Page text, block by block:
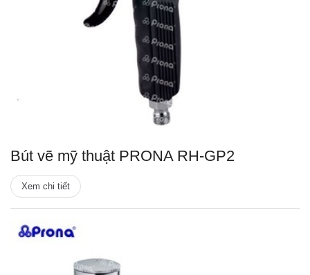
Bút vẽ mỹ thuật PRONA RH-GP2
Xem chi tiết